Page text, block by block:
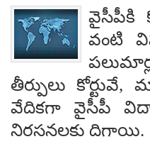
వైసీపీకి
వంటి
తీర్పులు
వేదికగా వైసీపీ
నిరసనలకు దిగాయి.